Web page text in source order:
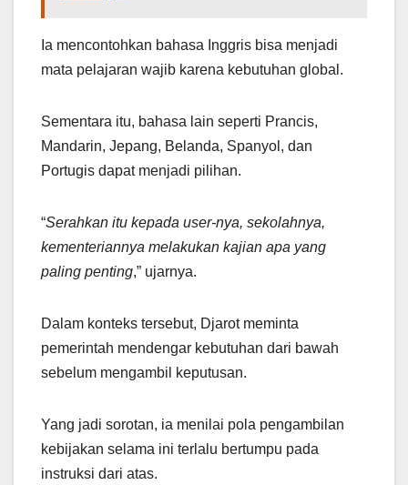
Ia mencontohkan bahasa Inggris bisa menjadi
mata pelajaran wajib karena kebutuhan global.
Sementara itu, bahasa lain seperti Prancis,
Mandarin, Jepang, Belanda, Spanyol, dan
Portugis dapat menjadi pilihan.
“Serahkan itu kepada user-nya, sekolahnya,
kementeriannya melakukan kajian apa yang
paling penting,” ujarnya.
Dalam konteks tersebut, Djarot meminta
pemerintah mendengar kebutuhan dari bawah
sebelum mengambil keputusan.
Yang jadi sorotan, ia menilai pola pengambilan
kebijakan selama ini terlalu bertumpu pada
instruksi dari atas.